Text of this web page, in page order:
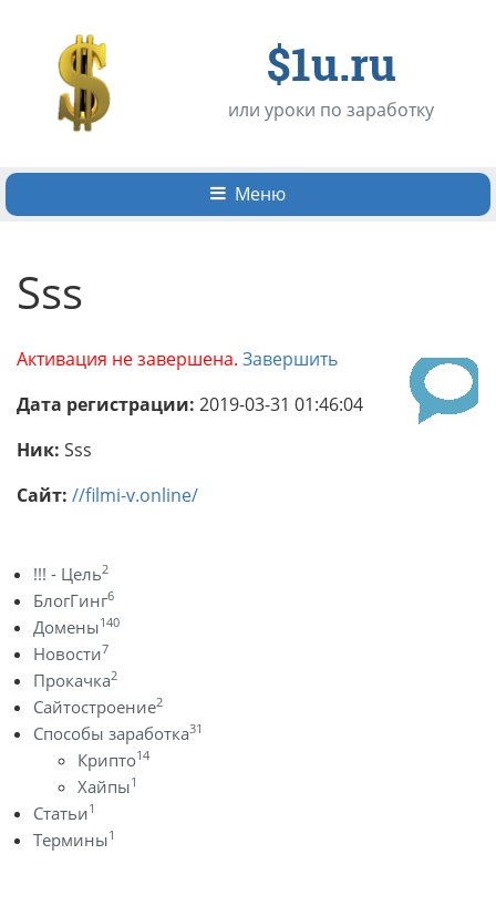
$1u.ru
или уроки по заработку
Меню
Sss
Активация не завершена. Завершить
Дата регистрации: 2019-03-31 01:46:04
Ник: Sss
Сайт: //filmi-v.online/
!!! - Цель2
БлогГинг6
Домены140
Новости7
Прокачка2
Сайтостроение2
Способы заработка31
Крипто14
Хайпы1
Статьи1
Термины1